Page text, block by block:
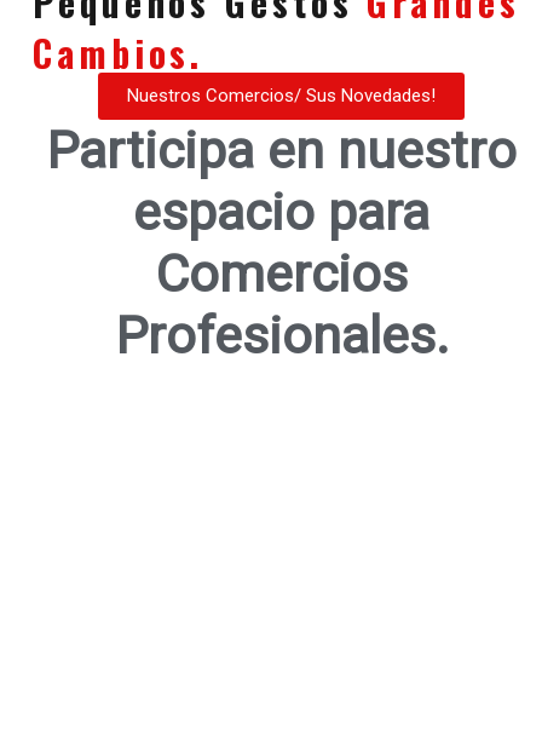
Cambios.
Nuestros Comercios/ Sus Novedades!
Participa en nuestro
espacio para
Comercios
Profesionales.